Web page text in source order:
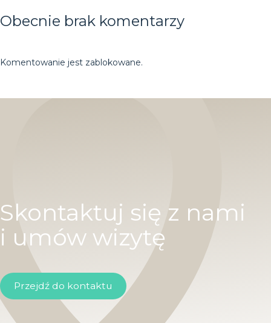
Obecnie brak komentarzy
Komentowanie jest zablokowane.
Skontaktuj się z nami
i umów wizytę
Przejdź do kontaktu